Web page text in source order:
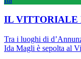
IL VITTORIALE
Tra i luoghi di
Ida Magli è sepolta al